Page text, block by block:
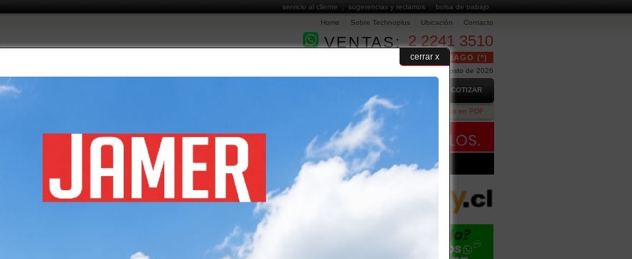
cerrar x
servicio al cliente sugerencias y reclamos
bolsa de trabajo
Home
Sobre Technoplus Ubicación Contacto
2 2241 3510
VENTAS:
DESPACHO EN 24 HORAS GRATUITO EN SANTIAGO (*)
Hoy es Jueves 6 de Agosto de 2026
MARCAS COMERCIALIZADAS COTIZAR
Información Comercial Ejecutivos Catálogos en PDF